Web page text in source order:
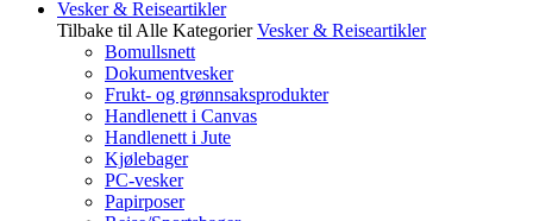
Vesker & Reiseartikler
Tilbake til Alle Kategorier Vesker & Reiseartikler
Bomullsnett
Dokumentvesker
Frukt- og grønnsaksprodukter
Handlenett i Canvas
Handlenett i Jute
Kjølebager
PC-vesker
Papirposer